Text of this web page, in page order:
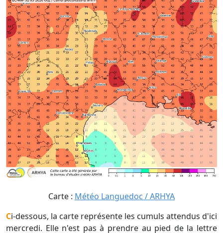
Carte : Météo Languedoc / ARHYA
Ci-dessous, la carte représente les cumuls attendus d'ici
mercredi. Elle n'est pas à prendre au pied de la lettre